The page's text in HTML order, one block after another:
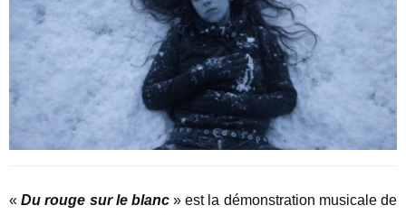
«Du rouge sur le blanc» est la démonstration musicale de